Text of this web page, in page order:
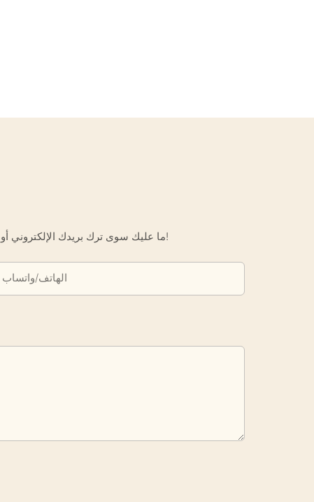
ما عليك سوى ترك بريدك الإلكتروني أو رقم هاتفك في نموذج الاتصال حتى نتمكن من إرسال عرض أسعار مجاني لك لمجموعة واسعة من التصاميم لدينا!
الهاتف/واتساب